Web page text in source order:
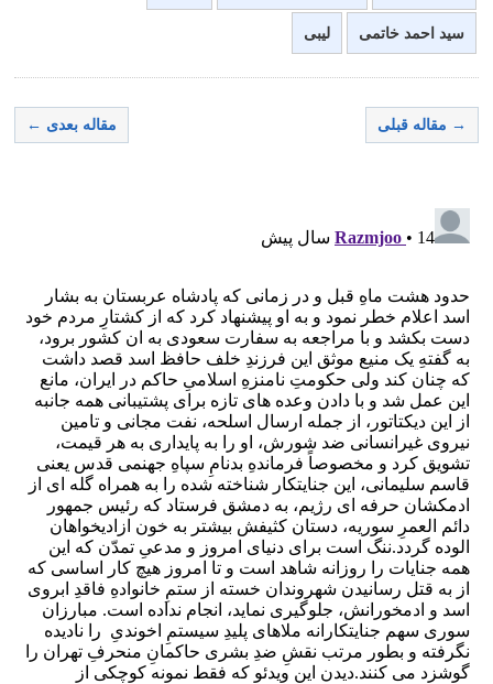
سید احمد خاتمی لیبی
→ مقاله قبلی مقاله بعدی ←